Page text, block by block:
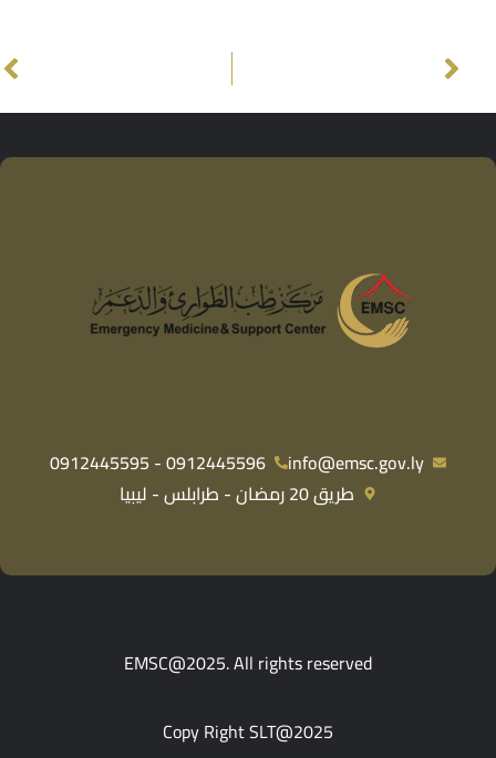
info@emsc.gov.ly
0912445596 - 0912445595
طريق 20 رمضان - طرابلس - ليبيا
EMSC@2025. All rights reserved
Copy Right SLT@2025